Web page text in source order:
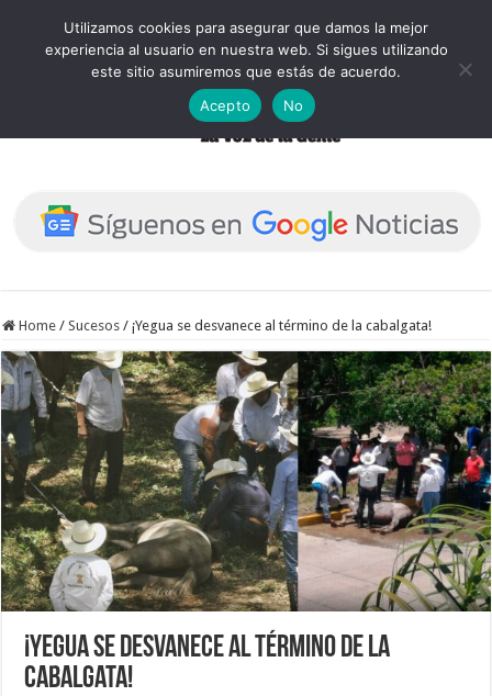
Home / Sucesos / ¡Yegua se desvanece al término de la cabalgata!
¡Yegua se desvanece al término de la
cabalgata!
Utilizamos cookies para asegurar que damos la mejor
experiencia al usuario en nuestra web. Si sigues utilizando
este sitio asumiremos que estás de acuerdo.
Acepto
No